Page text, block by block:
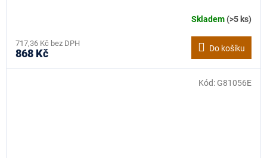
Skladem(>5 ks)
717,36 Kč bez DPH
868 Kč Do košíku
Kód: G81056E